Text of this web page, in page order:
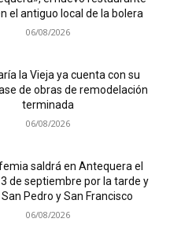
el antiguo local de la bolera
06/08/2026
la Vieja ya cuenta con su
de obras de remodelación
terminada
06/08/2026
saldrá en Antequera el
de septiembre por la tarde y
Pedro y San Francisco
06/08/2026